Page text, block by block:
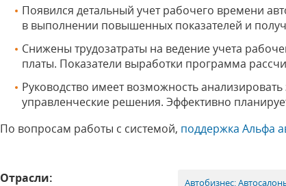
Появился детальный учет рабочего времени
в выполнении повышенных показателей и
Снижены трудозатраты на ведение учета
платы. Показатели выработки программа
Руководство имеет возможность
управленческие решения. Эффективно
По вопросам работы с системой, поддержка Альфа
Отрасли: Автобизнес: